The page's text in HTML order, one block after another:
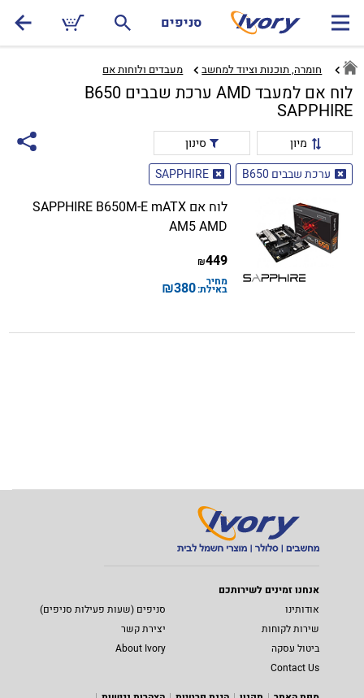
סניפים
חומרה, תוכנות וציוד למחשב מעבדים ולוחות אם‏
לוח אם למעבד AMD ערכת שבבים B650
SAPPHIRE
מיון
סינון
ערכת שבבים B650
SAPPHIRE
לוח אם SAPPHIRE B650M-E mATX
AM5 AMD
449
₪
מחיר
באילת:380
₪
אנחנו זמינים לשירותכם
אודותינו
סניפים (שעות פעילות סניפים)
שירות לקוחות
יצירת קשר
ביטול עסקה
About Ivory
Contact Us